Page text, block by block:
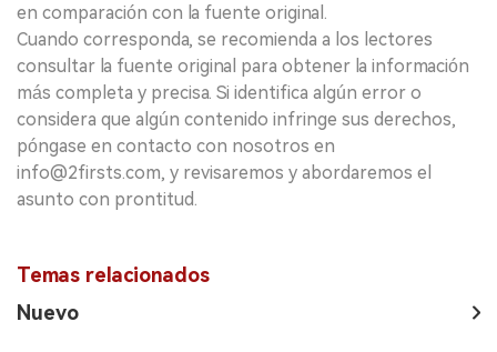
en comparación con la fuente original.
Cuando corresponda, se recomienda a los lectores
consultar la fuente original para obtener la información
más completa y precisa. Si identifica algún error o
considera que algún contenido infringe sus derechos,
póngase en contacto con nosotros en
info@2firsts.com, y revisaremos y abordaremos el
asunto con prontitud.
Temas relacionados
Nuevo